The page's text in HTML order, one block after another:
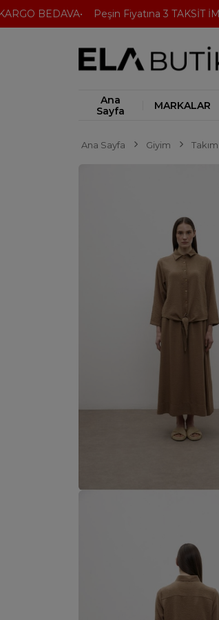
BEDAVA Peşin Fiyatına 3 TAKSİT
Ana
Sayfa
MARKALAR
Ana Sayfa Giyim Takım